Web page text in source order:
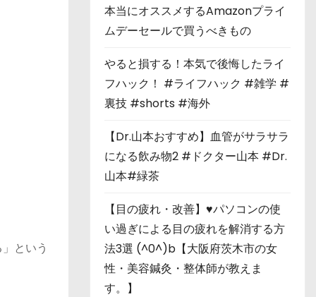
という
本当にオススメするAmazonプライ
ムデーセールで買うべきもの
やると損する！本気で後悔したライ
フハック！ #ライフハック #雑学 #
裏技 #shorts #海外
【Dr.山本おすすめ】血管がサラサラ
になる飲み物2 #ドクター山本 #Dr.
山本#緑茶
【目の疲れ・改善】♥パソコンの使
い過ぎによる目の疲れを解消する方
法3選 (^0^)b【大阪府茨木市の女
性・美容鍼灸・整体師が教えま
す。】